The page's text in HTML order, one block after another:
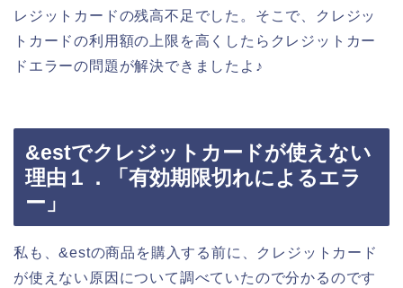
レジットカードの残高不足でした。そこで、クレジッ
トカードの利用額の上限を高くしたらクレジットカー
ドエラーの問題が解決できましたよ♪
&estでクレジットカードが使えない
理由１．「有効期限切れによるエラ
ー」
私も、&estの商品を購入する前に、クレジットカード
が使えない原因について調べていたので分かるのです